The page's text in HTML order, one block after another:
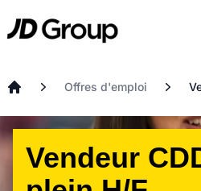
JD
Offres d'emploi
Vendeur